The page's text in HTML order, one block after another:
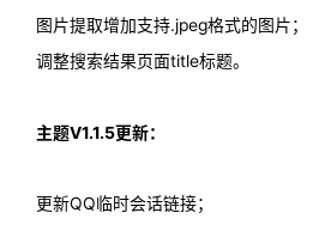
图片提取增加支持.jpeg格式的图片；
调整搜索结果页面title标题。
主题V1.1.5更新：
更新QQ临时会话链接；